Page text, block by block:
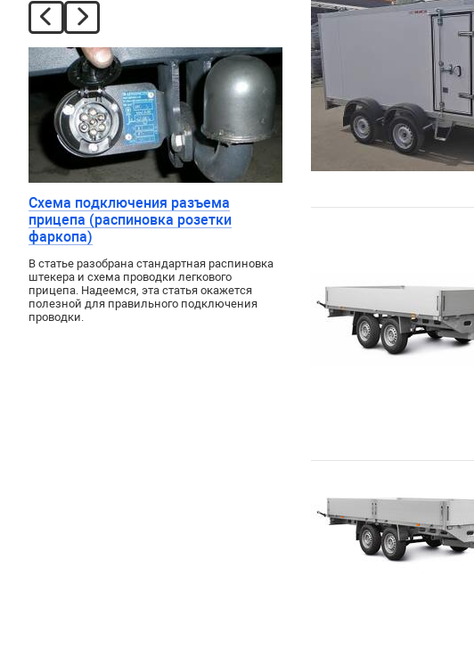
Схема подключения разъема
прицепа (распиновка розетки
фаркопа)
В статье разобрана стандартная распиновка
штекера и схема проводки легкового
прицепа. Надеемся, эта статья окажется
полезной для правильного подключения
проводки.